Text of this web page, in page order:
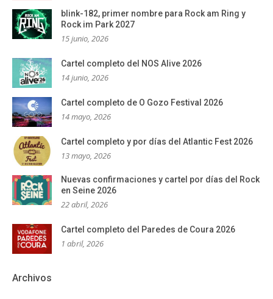
blink-182, primer nombre para Rock am Ring y
Rock im Park 2027
15 junio, 2026
Cartel completo del NOS Alive 2026
14 junio, 2026
Cartel completo de O Gozo Festival 2026
14 mayo, 2026
Cartel completo y por días del Atlantic Fest 2026
13 mayo, 2026
Nuevas confirmaciones y cartel por días del Rock
en Seine 2026
22 abril, 2026
Cartel completo del Paredes de Coura 2026
1 abril, 2026
Archivos